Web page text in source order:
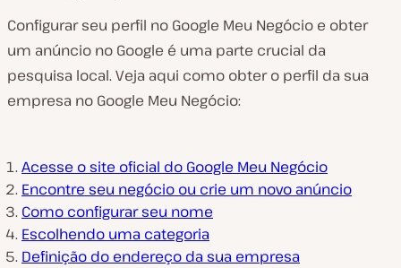
Configurar seu perfil no Google Meu Negócio e obter
um anúncio no Google é uma parte crucial da
pesquisa local. Veja aqui como obter o perfil da sua
empresa no Google Meu Negócio:
Acesse o site oficial do Google Meu Negócio
Encontre seu negócio ou crie um novo anúncio
Como configurar seu nome
Escolhendo uma categoria
Definição do endereço da sua empresa